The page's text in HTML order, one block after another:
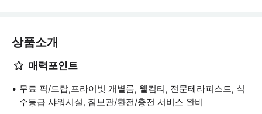
상품소개
매력포인트
무료 픽/드랍,프라이빗 개별룸, 웰컴티, 전문테라피스트, 식
수등급 샤워시설, 짐보관/환전/충전 서비스 완비